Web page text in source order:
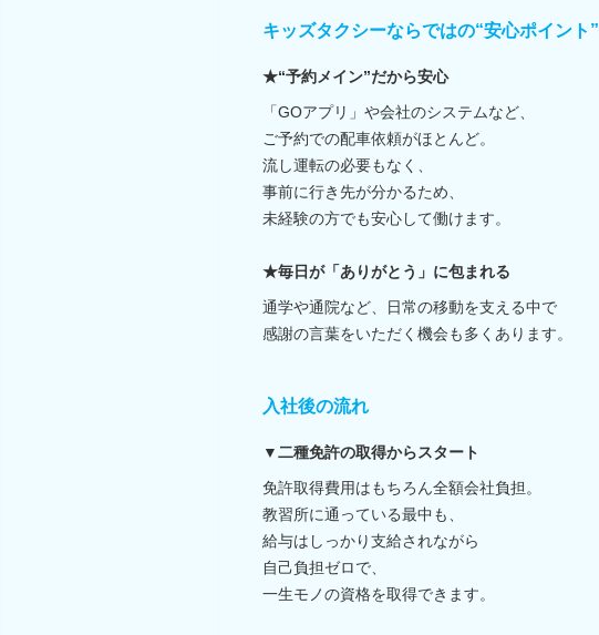
キッズタクシーならではの“安心ポイント”
★“予約メイン”だから安心
「GOアプリ」や会社のシステムなど、
ご予約での配車依頼がほとんど。
流し運転の必要もなく、
事前に行き先が分かるため、
未経験の方でも安心して働けます。
★毎日が「ありがとう」に包まれる
通学や通院など、日常の移動を支える中で
感謝の言葉をいただく機会も多くあります。
入社後の流れ
▼二種免許の取得からスタート
免許取得費用はもちろん全額会社負担。
教習所に通っている最中も、
給与はしっかり支給されながら
自己負担ゼロで、
一生モノの資格を取得できます。